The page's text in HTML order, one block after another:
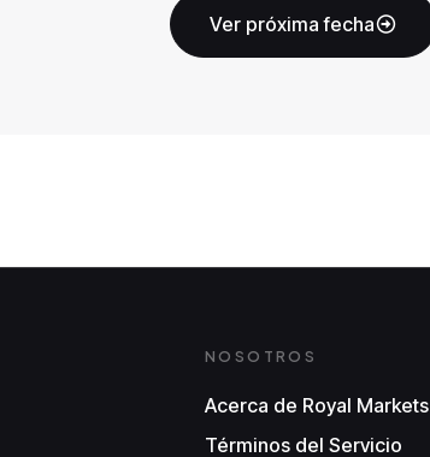
Ver próxima fecha
NOSOTROS
Acerca de Royal Markets
Términos del Servicio